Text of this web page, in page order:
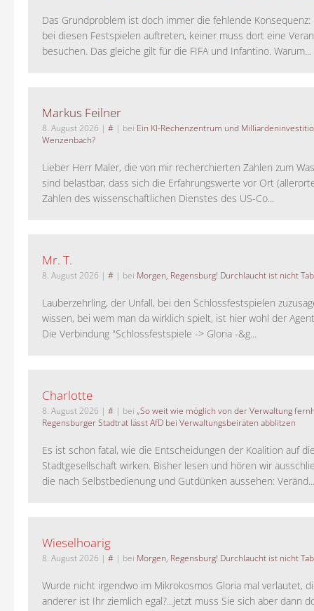
Das Grundproblem ist doch immer die fehlende
bei diesen Festspielen auftreten, keiner muss dort eine
besuchen. Das gleiche gilt für die FIFA und Infantino. Warum...
Markus Feilner
8. August 2026 | # | bei Ein KI-Rechenzentrum und
Wenzenbach?
Lieber Herr Maler, die von mir recherchierten Zahlen zum
sind belastbar, dass sich die Erfahrungswerte vor Ort
Zahlen des wissenschaftlichen Dienstes des US-Co...
Mr. T.
8. August 2026 | # | bei Morgen, Regensburg! Durchlaucht ist nicht
Lauberzehrling, der Unfall, bei den Schlossfestspielen
wissen, bei wem man da wirklich spielt, ist hier wohl der
Die Verbindung "Schlossfestspiele -> Gloria -&g...
Charlotte
8. August 2026 | # | bei „So weit wie möglich von der Verwaltung
Regensburger Stadtrat lässt AfD bei Verwaltungsbeiräten abblitzen
Es ist schon fatal, wie die Entscheidungen der Koalition auf
Stadtgesellschaft wirken. Bisher lesen und hören wir
die nach Selbstbedienung und Gutdünken aussehen: Veränd...
Wieselhoarig
8. August 2026 | # | bei Morgen, Regensburg! Durchlaucht ist nicht
Wurde nicht irgendwo im Mikrokosmos Gloria mal verlautet,
anderer ist Ihr ziemlich egal?...jetzt muss Sie sich aber dann